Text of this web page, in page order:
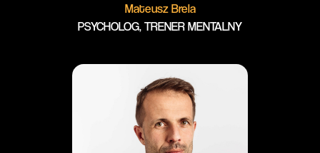
Mateusz Brela
PSYCHOLOG, TRENER MENTALNY